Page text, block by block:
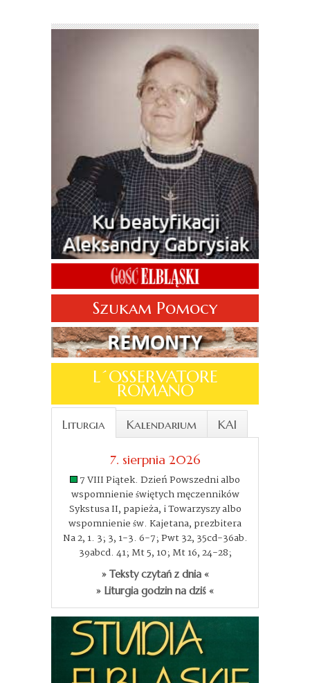
Szukam Pomocy
L´OSSERVATORE
ROMANO
Liturgia Kalendarium KAI
7. sierpnia 2026
7 VIII Piątek. Dzień Powszedni albo
wspomnienie świętych męczenników
Sykstusa II, papieża, i Towarzyszy albo
wspomnienie św. Kajetana, prezbitera
Na 2, 1. 3; 3, 1-3. 6-7; Pwt 32, 35cd-36ab.
39abcd. 41; Mt 5, 10; Mt 16, 24-28;
» Teksty czytań z dnia «
» Liturgia godzin na dziś «